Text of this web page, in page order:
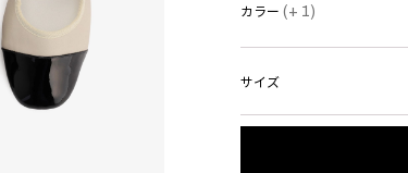
カラー (+ 1)
サイズ